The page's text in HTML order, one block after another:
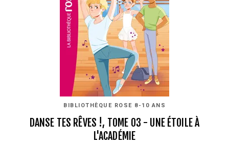
BIBLIOTHÈQUE ROSE 8-10 ANS
DANSE TES RÊVES !, TOME 03 - UNE ÉTOILE À
L'ACADÉMIE